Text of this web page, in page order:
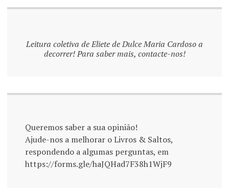
Leitura coletiva de Eliete de Dulce Maria Cardoso a
decorrer! Para saber mais, contacte-nos!
Queremos saber a sua opinião!
Ajude-nos a melhorar o Livros & Saltos,
respondendo a algumas perguntas, em
https://forms.gle/haJQHad7F38h1WjF9